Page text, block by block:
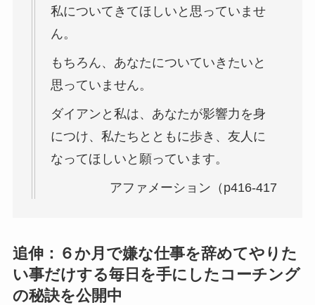
私についてきてほしいと思っていませ
ん。
もちろん、あなたについていきたいと
思っていません。
ダイアンと私は、あなたが影響力を身
につけ、私たちとともに歩き、友人に
なってほしいと願っています。
アファメーション（p416-417
追伸：６か月で嫌な仕事を辞めてやりた
い事だけする毎日を手にしたコーチング
の秘訣を公開中